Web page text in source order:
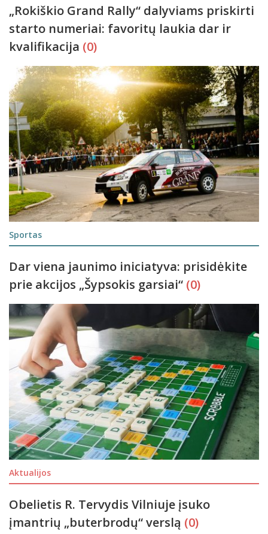
„Rokiškio Grand Rally“ dalyviams priskirti
starto numeriai: favoritų laukia dar ir
kvalifikacija (0)
Sportas
Dar viena jaunimo iniciatyva: prisidėkite
prie akcijos „Šypsokis garsiai“ (0)
Aktualijos
Obelietis R. Tervydis Vilniuje įsuko
įmantrių „buterbrodų“ verslą (0)